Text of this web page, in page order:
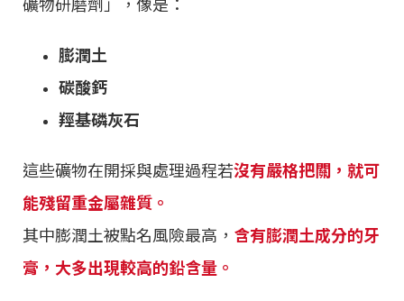
膨潤土
碳酸鈣
羥基磷灰石
這些礦物在開採與處理過程若沒有嚴格把關，就可
能殘留重金屬雜質。
其中膨潤土被點名風險最高， 含有膨潤土成分的牙
膏，大多出現較高的鉛含量。